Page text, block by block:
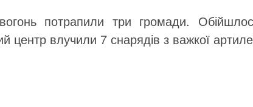
потрапили три громади.
влучили 7 снарядів з важкої